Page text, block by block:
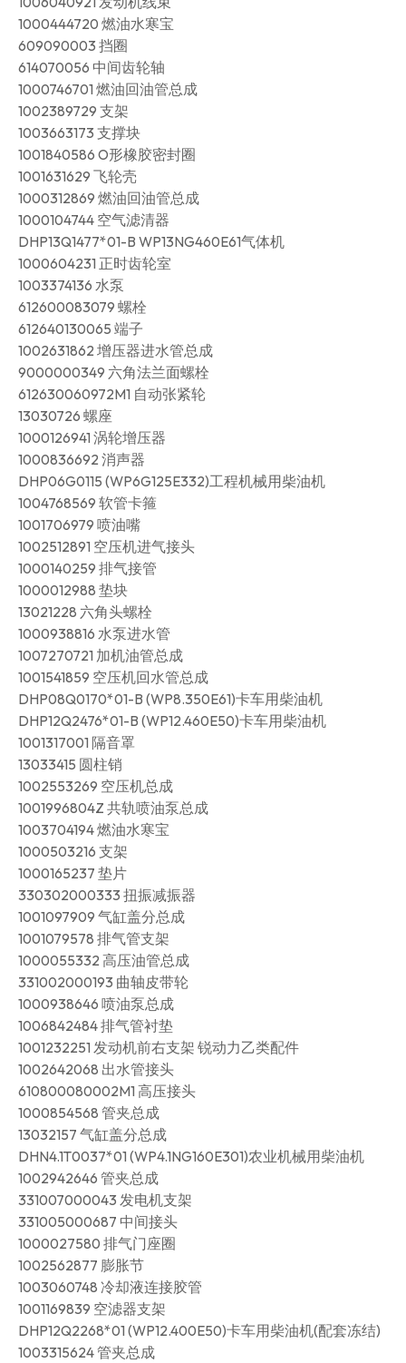
1000444720 燃油水寒宝
609090003 挡圈
614070056 中间齿轮轴
1000746701 燃油回油管总成
1002389729 支架
1003663173 支撑块
1001840586 O形橡胶密封圈
1001631629 飞轮壳
1000312869 燃油回油管总成
1000104744 空气滤清器
DHP13Q1477*01-B WP13NG460E61气体机
1000604231 正时齿轮室
1003374136 水泵
612600083079 螺栓
612640130065 端子
1002631862 增压器进水管总成
9000000349 六角法兰面螺栓
612630060972M1 自动张紧轮
13030726 螺座
1000126941 涡轮增压器
1000836692 消声器
DHP06G0115 (WP6G125E332)工程机械用柴油机
1004768569 软管卡箍
1001706979 喷油嘴
1002512891 空压机进气接头
1000140259 排气接管
1000012988 垫块
13021228 六角头螺栓
1000938816 水泵进水管
1007270721 加机油管总成
1001541859 空压机回水管总成
DHP08Q0170*01-B (WP8.350E61)卡车用柴油机
DHP12Q2476*01-B (WP12.460E50)卡车用柴油机
1001317001 隔音罩
13033415 圆柱销
1002553269 空压机总成
1001996804Z 共轨喷油泵总成
1003704194 燃油水寒宝
1000503216 支架
1000165237 垫片
330302000333 扭振减振器
1001097909 气缸盖分总成
1001079578 排气管支架
1000055332 高压油管总成
331002000193 曲轴皮带轮
1000938646 喷油泵总成
1006842484 排气管衬垫
1001232251 发动机前右支架 锐动力乙类配件
1002642068 出水管接头
610800080002M1 高压接头
1000854568 管夹总成
13032157 气缸盖分总成
DHN4.1T0037*01 (WP4.1NG160E301)农业机械用柴油机
1002942646 管夹总成
331007000043 发电机支架
331005000687 中间接头
1000027580 排气门座圈
1002562877 膨胀节
1003060748 冷却液连接胶管
1001169839 空滤器支架
DHP12Q2268*01 (WP12.400E50)卡车用柴油机(配套冻结)
1003315624 管夹总成